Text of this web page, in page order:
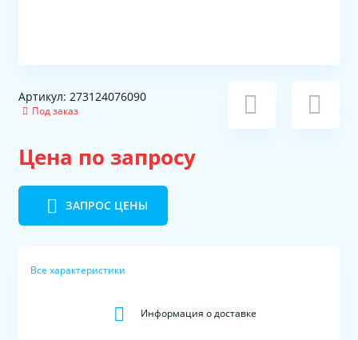
Артикул: 273124076090
Под заказ
Цена по запросу
ЗАПРОС ЦЕНЫ
Все характеристики
Информация о доставке